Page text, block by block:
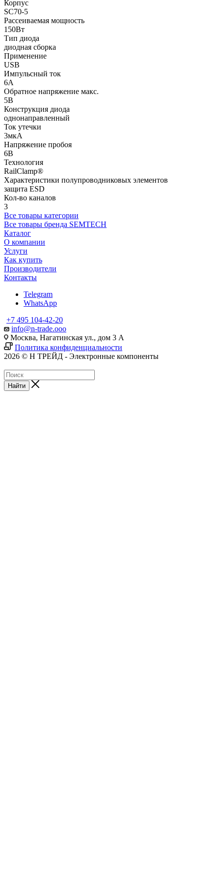
Корпус
SC70-5
Рассеиваемая мощность
150Вт
Тип диода
диодная сборка
Применение
USB
Импульсный ток
6А
Обратное напряжение макс.
5В
Конструкция диода
однонаправленный
Ток утечки
3мкА
Напряжение пробоя
6В
Технология
RailClamp®
Характеристики полупроводниковых элементов
защита ESD
Кол-во каналов
3
Все товары категории
Все товары бренда SEMTECH
Каталог
О компании
Услуги
Как купить
Производители
Контакты
Telegram
WhatsApp
+7 495 104-42-20
info@n-trade.ooo
Москва, Нагатинская ул., дом 3 А
Политика конфиденциальности
2026 © Н ТРЕЙД - Электронные компоненты
Найти